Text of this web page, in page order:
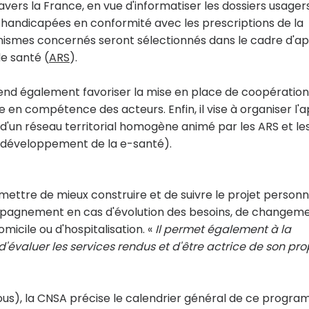
la France, en vue d'informatiser les dossiers
en conformité avec les prescriptions de la
concernés seront sélectionnés dans le cadre
santé (ARS).
également favoriser la mise en place de
compétence des acteurs. Enfin, il vise à organiser
réseau territorial homogène animé par les ARS et
de la e-santé).
de mieux construire et de suivre le projet
en cas d'évolution des besoins, de
ou d'hospitalisation. « Il permet également à la
les services rendus et d'être actrice de son
la CNSA précise le calendrier général de ce